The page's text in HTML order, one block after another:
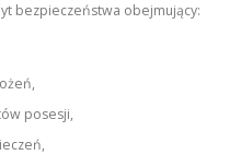
bezpieczeństwa obejmujący:
posesji,